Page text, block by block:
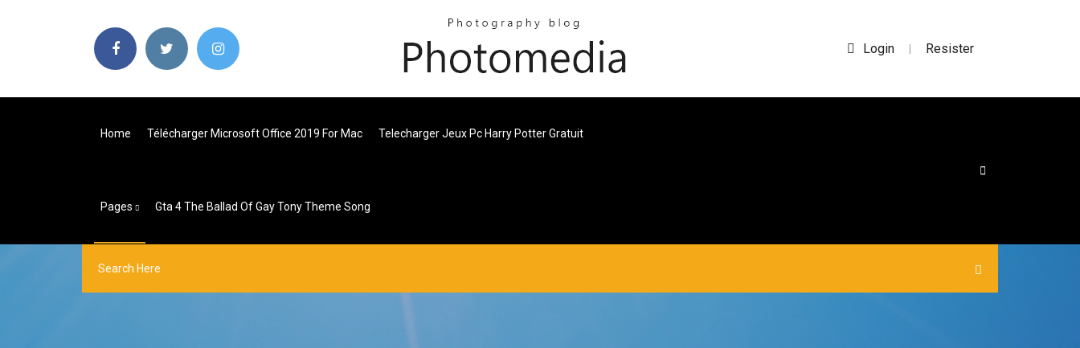
Login | Resister
Home Télécharger Microsoft Office 2019 For Mac Telecharger Jeux Pc Harry Potter Gratuit
Pages Gta 4 The Ballad Of Gay Tony Theme Song